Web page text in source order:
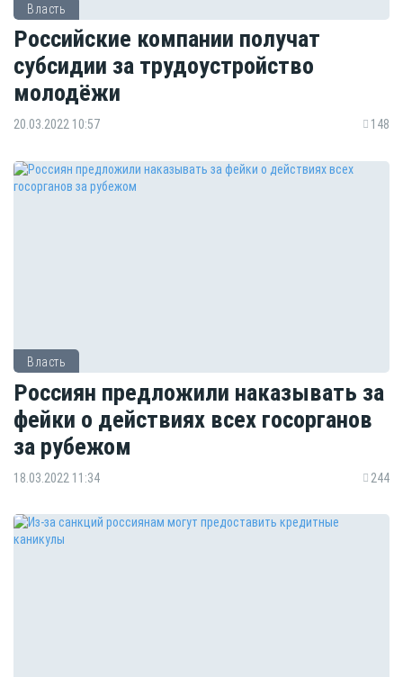
Власть
Российские компании получат
субсидии за трудоустройство
молодёжи
20.03.2022 10:57 148
Власть
Россиян предложили наказывать за
фейки о действиях всех госорганов
за рубежом
18.03.2022 11:34 244